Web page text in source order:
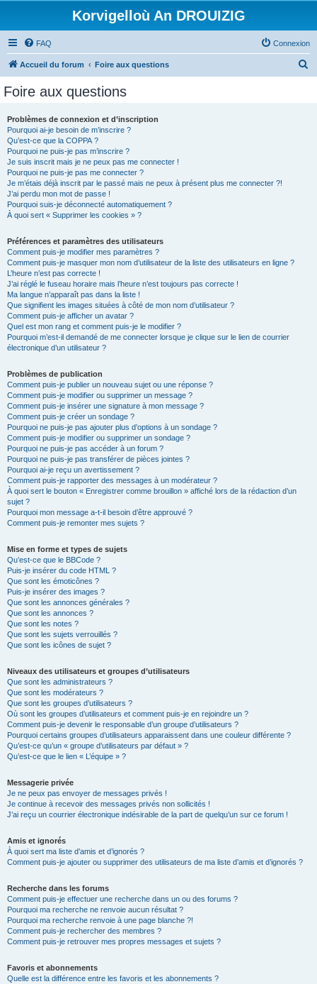
Korvigelloù An DROUIZIG
FAQ Connexion
Accueil du forum Foire aux questions
Foire aux questions
Problèmes de connexion et d’inscription
Pourquoi ai-je besoin de m’inscrire ?
Qu’est-ce que la COPPA ?
Pourquoi ne puis-je pas m’inscrire ?
Je suis inscrit mais je ne peux pas me connecter !
Pourquoi ne puis-je pas me connecter ?
Je m’étais déjà inscrit par le passé mais ne peux à présent plus me connecter ?!
J’ai perdu mon mot de passe !
Pourquoi suis-je déconnecté automatiquement ?
À quoi sert « Supprimer les cookies » ?
Préférences et paramètres des utilisateurs
Comment puis-je modifier mes paramètres ?
Comment puis-je masquer mon nom d’utilisateur de la liste des utilisateurs en ligne ?
L’heure n’est pas correcte !
J’ai réglé le fuseau horaire mais l’heure n’est toujours pas correcte !
Ma langue n’apparaît pas dans la liste !
Que signifient les images situées à côté de mon nom d’utilisateur ?
Comment puis-je afficher un avatar ?
Quel est mon rang et comment puis-je le modifier ?
Pourquoi m’est-il demandé de me connecter lorsque je clique sur le lien de courrier
électronique d’un utilisateur ?
Problèmes de publication
Comment puis-je publier un nouveau sujet ou une réponse ?
Comment puis-je modifier ou supprimer un message ?
Comment puis-je insérer une signature à mon message ?
Comment puis-je créer un sondage ?
Pourquoi ne puis-je pas ajouter plus d’options à un sondage ?
Comment puis-je modifier ou supprimer un sondage ?
Pourquoi ne puis-je pas accéder à un forum ?
Pourquoi ne puis-je pas transférer de pièces jointes ?
Pourquoi ai-je reçu un avertissement ?
Comment puis-je rapporter des messages à un modérateur ?
À quoi sert le bouton « Enregistrer comme brouillon » affiché lors de la rédaction d’un
sujet ?
Pourquoi mon message a-t-il besoin d’être approuvé ?
Comment puis-je remonter mes sujets ?
Mise en forme et types de sujets
Qu’est-ce que le BBCode ?
Puis-je insérer du code HTML ?
Que sont les émoticônes ?
Puis-je insérer des images ?
Que sont les annonces générales ?
Que sont les annonces ?
Que sont les notes ?
Que sont les sujets verrouillés ?
Que sont les icônes de sujet ?
Niveaux des utilisateurs et groupes d’utilisateurs
Que sont les administrateurs ?
Que sont les modérateurs ?
Que sont les groupes d’utilisateurs ?
Où sont les groupes d’utilisateurs et comment puis-je en rejoindre un ?
Comment puis-je devenir le responsable d’un groupe d’utilisateurs ?
Pourquoi certains groupes d’utilisateurs apparaissent dans une couleur différente ?
Qu’est-ce qu’un « groupe d’utilisateurs par défaut » ?
Qu’est-ce que le lien « L’équipe » ?
Messagerie privée
Je ne peux pas envoyer de messages privés !
Je continue à recevoir des messages privés non sollicités !
J’ai reçu un courrier électronique indésirable de la part de quelqu’un sur ce forum !
Amis et ignorés
À quoi sert ma liste d’amis et d’ignorés ?
Comment puis-je ajouter ou supprimer des utilisateurs de ma liste d’amis et d’ignorés ?
Recherche dans les forums
Comment puis-je effectuer une recherche dans un ou des forums ?
Pourquoi ma recherche ne renvoie aucun résultat ?
Pourquoi ma recherche renvoie à une page blanche ?!
Comment puis-je rechercher des membres ?
Comment puis-je retrouver mes propres messages et sujets ?
Favoris et abonnements
Quelle est la différence entre les favoris et les abonnements ?